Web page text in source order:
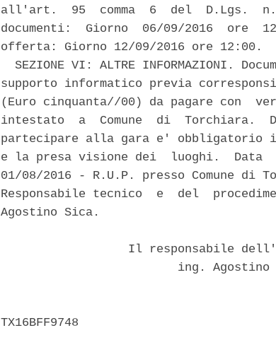
all'art.  95  comma  6  del  D.Lgs.
documenti:  Giorno  06/09/2016  ore
offerta: Giorno 12/09/2016 ore 12:00.
SEZIONE VI: ALTRE INFORMAZIONI.
supporto informatico previa
(Euro cinquanta//00) da pagare con
intestato  a  Comune  di  Torchiara.
partecipare alla gara e'
e la presa visione dei  luoghi.  Data
01/08/2016 - R.U.P. presso Comune di
Responsabile tecnico  e  del
Agostino Sica.
Il responsabile
ing. Agostino